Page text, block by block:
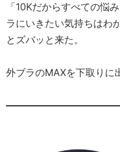
「10Kだからすべての悩
ラにいきたい気持ちはわ
とズバッと来た。
外ブラのMAXを下取りに